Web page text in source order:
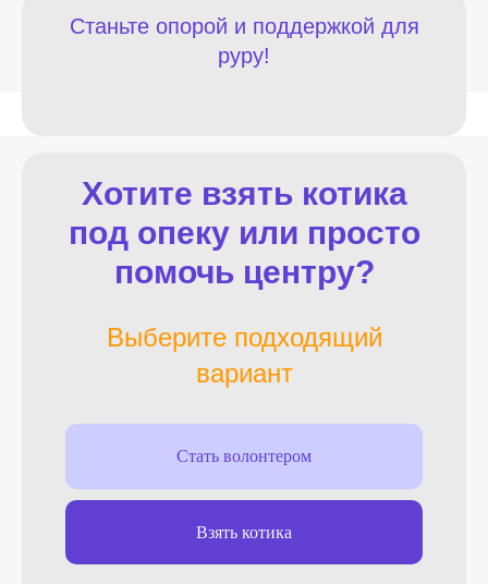
Станьте опорой и поддержкой для
руру!
Хотите взять котика
под опеку или просто
помочь центру?
Выберите подходящий
вариант
Стать волонтером
Взять котика